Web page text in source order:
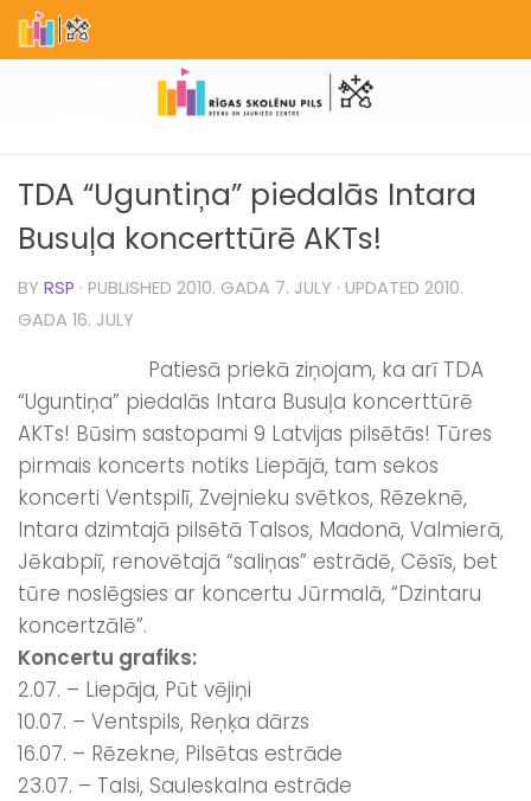
Skip to content
TDA “Uguntiņa” piedalās Intara
Busuļa koncerttūrē AKTs!
BY RSP · PUBLISHED 2010. GADA 7. JULY · UPDATED 2010.
GADA 16. JULY
Patiesā priekā ziņojam, ka arī TDA
“Uguntiņa” piedalās Intara Busuļa koncerttūrē
AKTs! Būsim sastopami 9 Latvijas pilsētās! Tūres
pirmais koncerts notiks Liepājā, tam sekos
koncerti Ventspilī, Zvejnieku svētkos, Rēzeknē,
Intara dzimtajā pilsētā Talsos, Madonā, Valmierā,
Jēkabpiī, renovētajā “saliņas” estrādē, Cēsīs, bet
tūre noslēgsies ar koncertu Jūrmalā, “Dzintaru
koncertzālē”.
Koncertu grafiks:
2.07. – Liepāja, Pūt vējiņi
10.07. – Ventspils, Reņķa dārzs
16.07. – Rēzekne, Pilsētas estrāde
23.07. – Talsi, Sauleskalna estrāde